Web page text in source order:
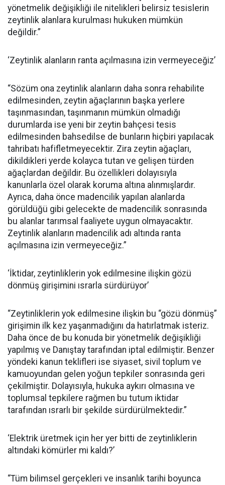
yönetmelik değişikliği ile nitelikleri belirsiz tesislerin
zeytinlik alanlara kurulması hukuken mümkün
değildir.”
‘Zeytinlik alanların ranta açılmasına izin vermeyeceğiz’
“Sözüm ona zeytinlik alanların daha sonra rehabilite
edilmesinden, zeytin ağaçlarının başka yerlere
taşınmasından, taşınmanın mümkün olmadığı
durumlarda ise yeni bir zeytin bahçesi tesis
edilmesinden bahsedilse de bunların hiçbiri yapılacak
tahribatı hafifletmeyecektir. Zira zeytin ağaçları,
dikildikleri yerde kolayca tutan ve gelişen türden
ağaçlardan değildir. Bu özellikleri dolayısıyla
kanunlarla özel olarak koruma altına alınmışlardır.
Ayrıca, daha önce madencilik yapılan alanlarda
görüldüğü gibi gelecekte de madencilik sonrasında
bu alanlar tarımsal faaliyete uygun olmayacaktır.
Zeytinlik alanların madencilik adı altında ranta
açılmasına izin vermeyeceğiz.”
‘İktidar, zeytinliklerin yok edilmesine ilişkin gözü
dönmüş girişimini ısrarla sürdürüyor’
“Zeytinliklerin yok edilmesine ilişkin bu “gözü dönmüş”
girişimin ilk kez yaşanmadığını da hatırlatmak isteriz.
Daha önce de bu konuda bir yönetmelik değişikliği
yapılmış ve Danıştay tarafından iptal edilmiştir. Benzer
yöndeki kanun teklifleri ise siyaset, sivil toplum ve
kamuoyundan gelen yoğun tepkiler sonrasında geri
çekilmiştir. Dolayısıyla, hukuka aykırı olmasına ve
toplumsal tepkilere rağmen bu tutum iktidar
tarafından ısrarlı bir şekilde sürdürülmektedir.”
‘Elektrik üretmek için her yer bitti de zeytinliklerin
altındaki kömürler mi kaldı?’
“Tüm bilimsel gerçekleri ve insanlık tarihi boyunca